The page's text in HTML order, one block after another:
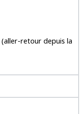
(aller-retour depuis la